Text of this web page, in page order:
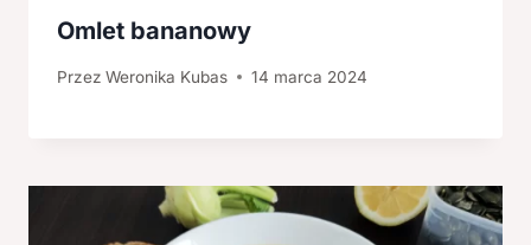
Omlet bananowy
Przez Weronika Kubas 14 marca 2024